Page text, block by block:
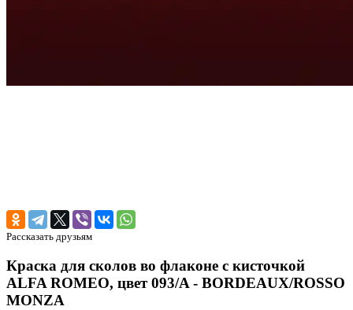
Рассказать друзьям
Краска для сколов во флаконе с кисточкой
ALFA ROMEO, цвет 093/A - BORDEAUX/ROSSO
MONZA